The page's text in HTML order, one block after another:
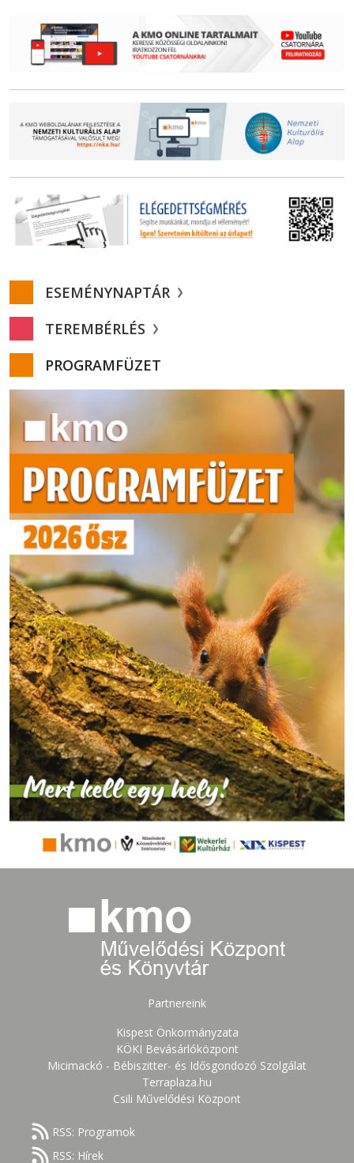
ESEMÉNYNAPTÁR
TEREMBÉRLÉS
PROGRAMFÜZET
Partnereink
Kispest Önkormányzata
KÖKI Bevásárlóközpont
Micimackó - Bébiszitter- és Idősgondozó Szolgálat
Terraplaza.hu
Csili Művelődési Központ
RSS: Programok
RSS: Hírek